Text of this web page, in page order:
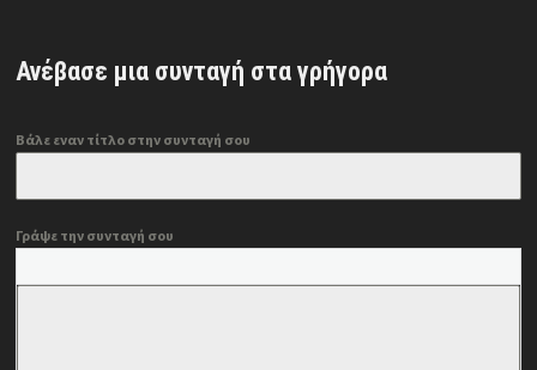
Ανέβασε μια συνταγή στα γρήγορα
Βάλε εναν τίτλο στην συνταγή σου
Γράψε την συνταγή σου